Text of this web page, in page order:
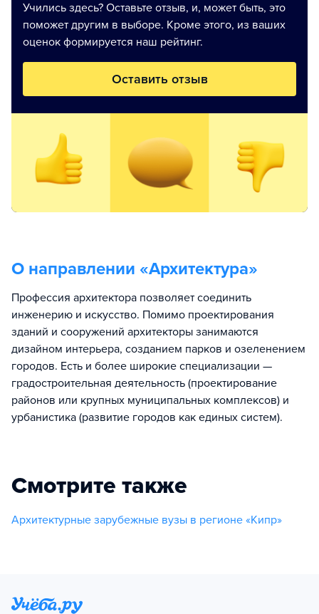
Учились здесь? Оставьте отзыв, и, может быть, это
поможет другим в выборе. Кроме этого, из ваших
оценок формируется наш рейтинг.
Оставить отзыв
О направлении «Архитектура»
Профессия архитектора позволяет соединить
инженерию и искусство. Помимо проектирования
зданий и сооружений архитекторы занимаются
дизайном интерьера, созданием парков и озеленением
городов. Есть и более широкие специализации —
градостроительная деятельность (проектирование
районов или крупных муниципальных комплексов) и
урбанистика (развитие городов как единых систем).
Смотрите также
Архитектурные зарубежные вузы в регионе «Кипр»